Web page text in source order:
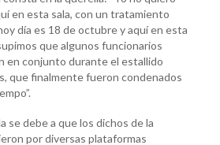
en esta sala, con un tratamiento
día es 18 de octubre y aquí en esta
que algunos funcionarios
en conjunto durante el estallido
que finalmente fueron condenados
se debe a que los dichos de la
por diversas plataformas